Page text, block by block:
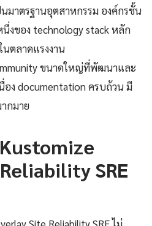
นมาตรฐานอุตสาหกรรม องค์กรชั้น
งของ technology stack หลัก
ตลาดแรงงาน
ขนาดใหญ่ที่พัฒนาและ
ง documentation ครบถ้วน มี
กมาย
SRE